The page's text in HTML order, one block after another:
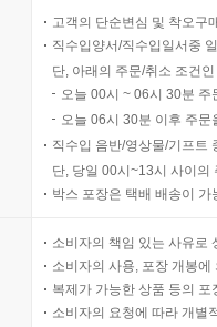
고객의 단순변심 및 착오구
직수입양서/직수입일서중
단, 아래의 주문/취소 조건
오늘 00시 ~ 06시 30분
오늘 06시 30분 이후 주
직수입 음반/영상물/기프트
단, 당일 00시~13시 사이의
박스 포장은 택배 배송이
소비자의 책임 있는 사유로
소비자의 사용, 포장 개봉
복제가 가능한 상품 등의
소비자의 요청에 따라 개별